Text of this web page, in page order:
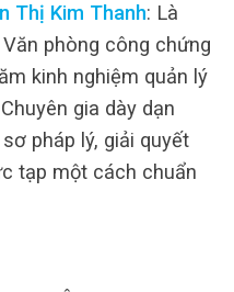
Thị Kim Thanh: Là
phòng công chứng
kinh nghiệm quản lý
gia dày dạn
pháp lý, giải quyết
tạp một cách chuẩn